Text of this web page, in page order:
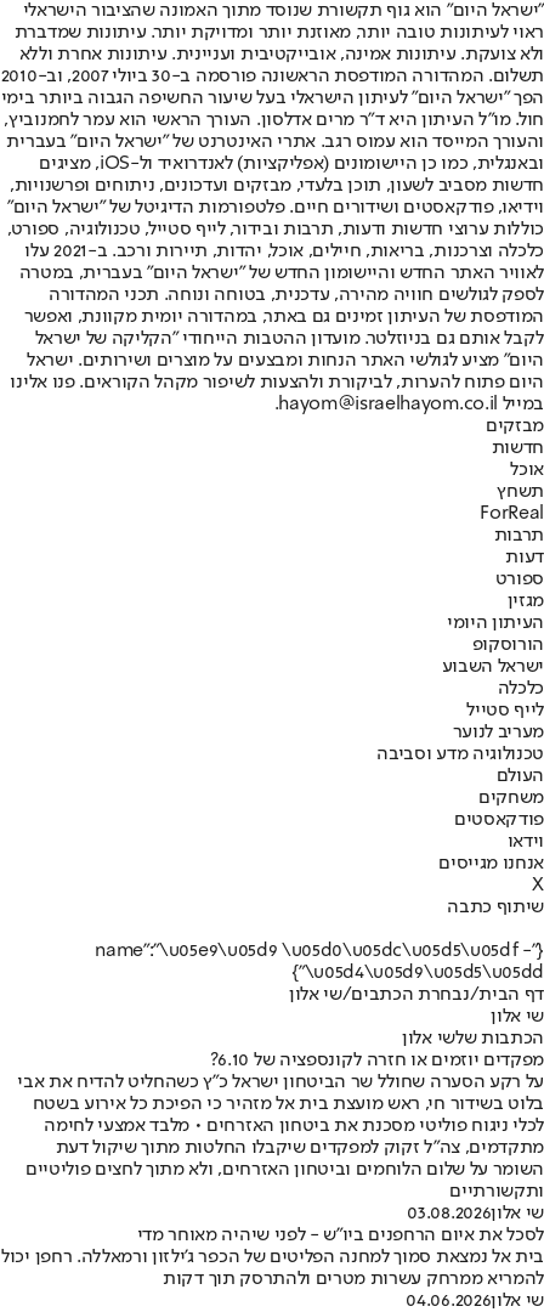
"ישראל היום" הוא גוף תקשורת שנוסד מתוך האמונה שהציבור הישראלי
ראוי לעיתונות טובה יותר, מאוזנת יותר ומדויקת יותר. עיתונות שמדברת
ולא צועקת. עיתונות אמינה, אובייקטיבית ועניינית. עיתונות אחרת וללא
תשלום. המהדורה המודפסת הראשונה פורסמה ב-30 ביולי 2007, וב-2010
הפך "ישראל היום" לעיתון הישראלי בעל שיעור החשיפה הגבוה ביותר בימי
חול. מו"ל העיתון היא ד"ר מרים אדלסון. העורך הראשי הוא עמר לחמנוביץ,
והעורך המייסד הוא עמוס רגב. אתרי האינטרנט של "ישראל היום" בעברית
ובאנגלית, כמו כן היישומונים (אפליקציות) לאנדרואיד ול-iOS, מציגים
חדשות מסביב לשעון, תוכן בלעדי, מבזקים ועדכונים, ניתוחים ופרשנויות,
וידיאו, פודקאסטים ושידורים חיים. פלטפורמות הדיגיטל של "ישראל היום"
כוללות ערוצי חדשות ודעות, תרבות ובידור, לייף סטייל, טכנולוגיה, ספורט,
כלכלה וצרכנות, בריאות, חיילים, אוכל, יהדות, תיירות ורכב. ב-2021 עלו
לאוויר האתר החדש והיישומון החדש של "ישראל היום" בעברית, במטרה
לספק לגולשים חוויה מהירה, עדכנית, בטוחה ונוחה. תכני המהדורה
המודפסת של העיתון זמינים גם באתר, במהדורה יומית מקוונת, ואפשר
לקבל אותם גם בניוזלטר. מועדון ההטבות הייחודי "הקליקה של ישראל
היום" מציע לגולשי האתר הנחות ומבצעים על מוצרים ושירותים. ישראל
היום פתוח להערות, לביקורת ולהצעות לשיפור מקהל הקוראים. פנו אלינו
במייל hayom@israelhayom.co.il.
מבזקים
חדשות
אוכל
תשחץ
ForReal
תרבות
דעות
ספורט
מגזין
העיתון היומי
הורוסקופ
ישראל השבוע
כלכלה
לייף סטייל
מעריב לנוער
טכנולוגיה מדע וסביבה
העולם
משחקים
פודקאסטים
וידאו
אנחנו מגייסים
X
שיתוף כתבה
{"name":"\u05e9\u05d9 \u05d0\u05dc\u05d5\u05df -
\u05d4\u05d9\u05d5\u05dd"}
דף הבית/נבחרת הכתבים/שי אלון
שי אלון
הכתבות שלשי אלון
מפקדים יוזמים או חזרה לקונספציה של 6.10?
על רקע הסערה שחולל שר הביטחון ישראל כ"ץ כשהחליט להדיח את אבי
בלוט בשידור חי, ראש מועצת בית אל מזהיר כי הפיכת כל אירוע בשטח
לכלי ניגוח פוליטי מסכנת את ביטחון האזרחים • מלבד אמצעי לחימה
מתקדמים, צה"ל זקוק למפקדים שיקבלו החלטות מתוך שיקול דעת
השומר על שלום הלוחמים וביטחון האזרחים, ולא מתוך לחצים פוליטיים
ותקשורתיים
שי אלון03.08.2026
לסכל את איום הרחפנים ביו"ש - לפני שיהיה מאוחר מדי
בית אל נמצאת סמוך למחנה הפליטים של הכפר ג'ילזון ורמאללה. רחפן יכול
להמריא ממרחק עשרות מטרים ולהתרסק תוך דקות
שי אלון04.06.2026